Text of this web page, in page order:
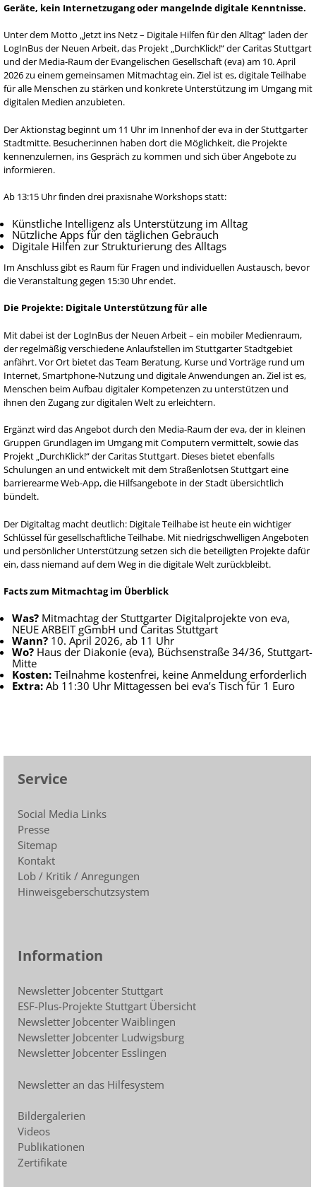
Geräte, kein Internetzugang oder mangelnde digitale Kenntnisse.
Unter dem Motto „Jetzt ins Netz – Digitale Hilfen für den Alltag“ laden der
LogInBus der Neuen Arbeit, das Projekt „DurchKlick!“ der Caritas Stuttgart
und der Media-Raum der Evangelischen Gesellschaft (eva) am 10. April
2026 zu einem gemeinsamen Mitmachtag ein. Ziel ist es, digitale Teilhabe
für alle Menschen zu stärken und konkrete Unterstützung im Umgang mit
digitalen Medien anzubieten.
Der Aktionstag beginnt um 11 Uhr im Innenhof der eva in der Stuttgarter
Stadtmitte. Besucher:innen haben dort die Möglichkeit, die Projekte
kennenzulernen, ins Gespräch zu kommen und sich über Angebote zu
informieren.
Ab 13:15 Uhr finden drei praxisnahe Workshops statt:
Künstliche Intelligenz als Unterstützung im Alltag
Nützliche Apps für den täglichen Gebrauch
Digitale Hilfen zur Strukturierung des Alltags
Im Anschluss gibt es Raum für Fragen und individuellen Austausch, bevor
die Veranstaltung gegen 15:30 Uhr endet.
Die Projekte: Digitale Unterstützung für alle
Mit dabei ist der LogInBus der Neuen Arbeit – ein mobiler Medienraum,
der regelmäßig verschiedene Anlaufstellen im Stuttgarter Stadtgebiet
anfährt. Vor Ort bietet das Team Beratung, Kurse und Vorträge rund um
Internet, Smartphone-Nutzung und digitale Anwendungen an. Ziel ist es,
Menschen beim Aufbau digitaler Kompetenzen zu unterstützen und
ihnen den Zugang zur digitalen Welt zu erleichtern.
Ergänzt wird das Angebot durch den Media-Raum der eva, der in kleinen
Gruppen Grundlagen im Umgang mit Computern vermittelt, sowie das
Projekt „DurchKlick!“ der Caritas Stuttgart. Dieses bietet ebenfalls
Schulungen an und entwickelt mit dem Straßenlotsen Stuttgart eine
barrierearme Web-App, die Hilfsangebote in der Stadt übersichtlich
bündelt.
Der Digitaltag macht deutlich: Digitale Teilhabe ist heute ein wichtiger
Schlüssel für gesellschaftliche Teilhabe. Mit niedrigschwelligen Angeboten
und persönlicher Unterstützung setzen sich die beteiligten Projekte dafür
ein, dass niemand auf dem Weg in die digitale Welt zurückbleibt.
Facts zum Mitmachtag im Überblick
Was? Mitmachtag der Stuttgarter Digitalprojekte von eva,
NEUE ARBEIT gGmbH und Caritas Stuttgart
Wann? 10. April 2026, ab 11 Uhr
Wo? Haus der Diakonie (eva), Büchsenstraße 34/36, Stuttgart-
Mitte
Kosten: Teilnahme kostenfrei, keine Anmeldung erforderlich
Extra: Ab 11:30 Uhr Mittagessen bei eva’s Tisch für 1 Euro
Service
Social Media Links
Presse
Sitemap
Kontakt
Lob / Kritik / Anregungen
Hinweisgeberschutzsystem
Information
Newsletter Jobcenter Stuttgart
ESF-Plus-Projekte Stuttgart Übersicht
Newsletter Jobcenter Waiblingen
Newsletter Jobcenter Ludwigsburg
Newsletter Jobcenter Esslingen
Newsletter an das Hilfesystem
Bildergalerien
Videos
Publikationen
Zertifikate